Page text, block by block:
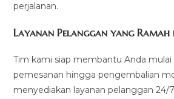
perjalanan.
Layanan Pelanggan yang
Tim kami siap membantu Anda mulai
pemesanan hingga pengembalian
menyediakan layanan pelanggan 24/